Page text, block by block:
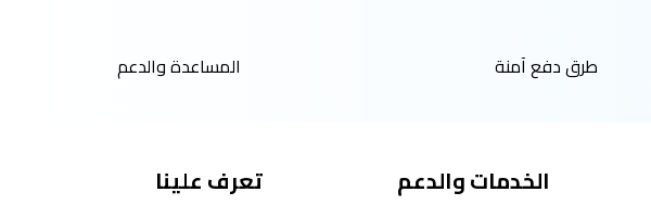
طرق دفع آمنة المساعدة والدعم
الخدمات والدعم تعرف علينا